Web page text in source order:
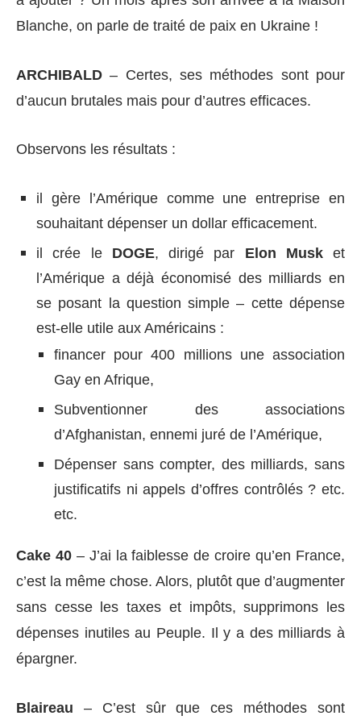
Blanche, on parle de traité de paix en Ukraine !
ARCHIBALD– Certes, ses méthodes sont pour
d’aucun brutales mais pour d’autres efficaces.
Observons les résultats :
il gère l’Amérique comme une entreprise en
souhaitant dépenser un dollar efficacement.
il crée le DOGE, dirigé par Elon Musket
l’Amérique a déjà économisé des milliards en
se posant la question simple – cette dépense
est-elle utile aux Américains :
financer pour 400 millions une association
Gay en Afrique,
Subventionner des associations
d’Afghanistan, ennemi juré de l’Amérique,
Dépenser sans compter, des milliards, sans
justificatifs ni appels d’offres contrôlés ? etc.
etc.
Cake 40– J’ai la faiblesse de croire qu’en France,
c’est la même chose. Alors, plutôt que d’augmenter
sans cesse les taxes et impôts, supprimons les
dépenses inutiles au Peuple. Il y a des milliards à
épargner.
Blaireau – C’est sûr que ces méthodes sont